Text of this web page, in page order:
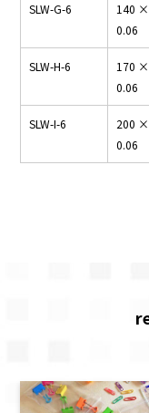
SLW-G-6
140
0.06
SLW-H-6
170
0.06
SLW-I-6
200
0.06